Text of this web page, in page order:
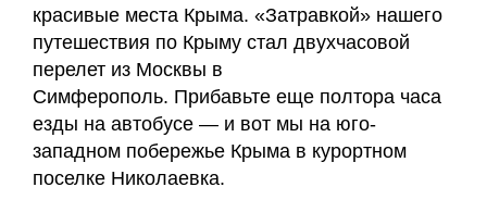
Об
авторе
Диплом
сертификаты
красивые места Крыма. «Затравкой» нашего
путешествия по Крыму стал двухчасовой
перелет из Москвы в
Симферополь. Прибавьте еще полтора часа
езды на автобусе — и вот мы на юго-
западном побережье Крыма в курортном
поселке Николаевка.